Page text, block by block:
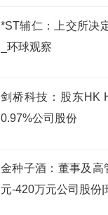
*ST辅仁：上交所决
_环球观察
剑桥科技：股东HK
0.97%公司股份
金种子酒：董事及高
元-420万元公司股份|